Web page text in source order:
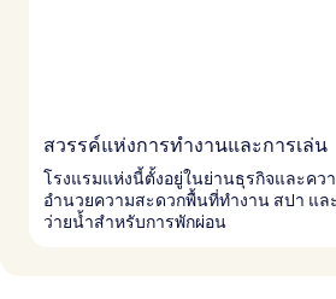
สวรรค์แห่งการทำงานและการเล่น
โรงแรมแห่งนี้ตั้งอยู่ในย่านธุรกิจและคว
อำนวยความสะดวกพื้นที่ทำงาน สปา แล
ว่ายน้ำสำหรับการพักผ่อน